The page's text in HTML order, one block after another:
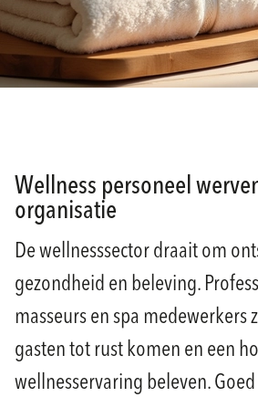
Wellness personeel
organisatie
De wellnesssector draait om
gezondheid en beleving.
masseurs en spa medewerkers
gasten tot rust komen en een
wellnesservaring beleven.